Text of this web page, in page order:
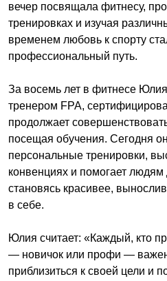
вечер посвящала фитнесу,
тренировках и изучая
временем любовь к спорту
профессиональный путь.
За восемь лет в фитнесе
тренером FPA,
продолжает
посещая обучения. Сегодня
персональные тренировки,
конвенциях и помогает людям
становясь красивее,
в себе.
Юлия считает: «Каждый, кто
— новичок или профи —
приблизиться к своей цели и